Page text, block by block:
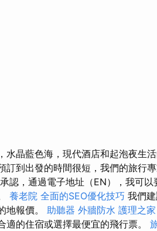
水晶藍色海，現代酒店和起泡夜生
訂到出發的時間很短，我們的旅行
認，通過電子地址（EN），我可
養老院 全面的SEO優化技巧 我們
地報價。 助聽器 外牆防水 護理之
適的住宿或選擇最便宜的飛行票。